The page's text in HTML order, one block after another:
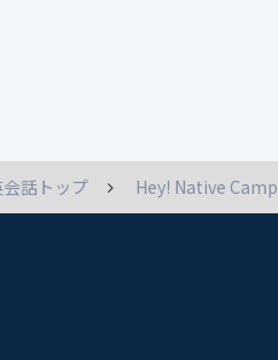
話トップ Hey! Native Camp